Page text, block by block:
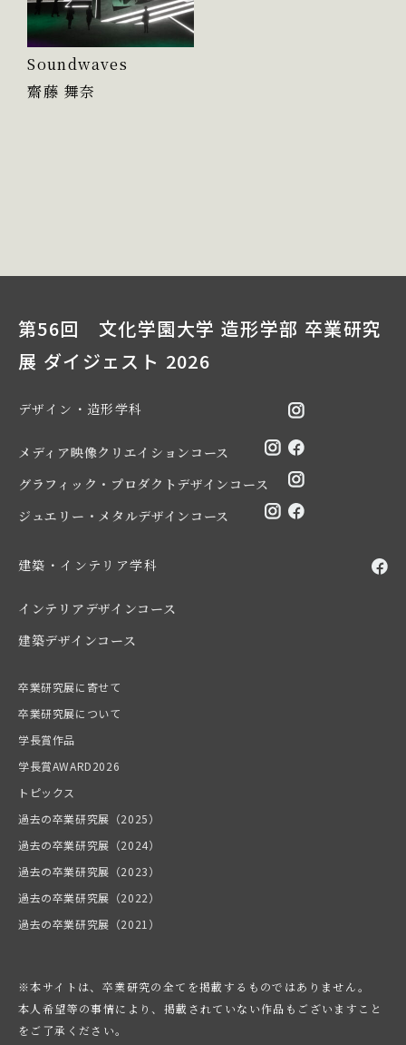
Soundwaves
齋藤 舞奈
第56回 文化学園大学 造形学部 卒業研究
展 ダイジェスト 2026
デザイン・造形学科
メディア映像クリエイションコース
グラフィック・プロダクトデザインコース
ジュエリー・メタルデザインコース
建築・インテリア学科
インテリアデザインコース
建築デザインコース
卒業研究展に寄せて
卒業研究展について
学長賞作品
学長賞AWARD2026
トピックス
過去の卒業研究展（2025）
過去の卒業研究展（2024）
過去の卒業研究展（2023）
過去の卒業研究展（2022）
過去の卒業研究展（2021）
※本サイトは、卒業研究の全てを掲載するものではありません。
本人希望等の事情により、掲載されていない作品もございますこと
をご了承ください。